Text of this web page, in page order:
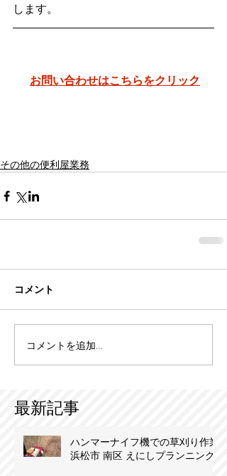
します。
お問い合わせはこちらをクリック
その他の便利屋業務
コメント
コメントを追加…
最新記事
ハンマーナイフ機での草刈り作業
浜松市 南区 えにしプランニング